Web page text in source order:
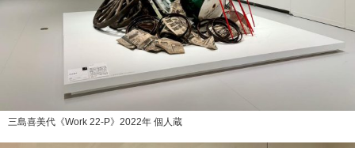
三島喜美代《Work 22-P》2022年 個人蔵